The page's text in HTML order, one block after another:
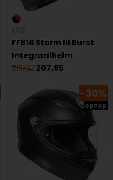
FF818 Storm III Burst
Integraalhelm
219,00 207,95
-30%
op=op